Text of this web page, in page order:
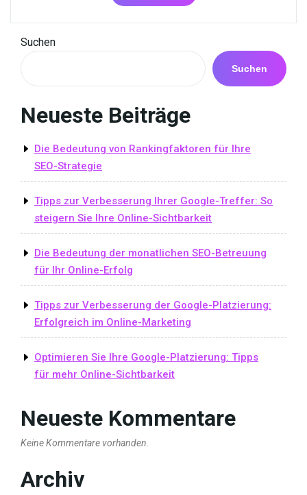
SEO
Optimierung:
Sie
Online-
auf
erste
bringen»
Suchen
Suchen
Neueste Beiträge
Die Bedeutung von Rankingfaktoren für Ihre
SEO-Strategie
Tipps zur Verbesserung Ihrer Google-Treffer: So
steigern Sie Ihre Online-Sichtbarkeit
Die Bedeutung der monatlichen SEO-Betreuung
für Ihr Online-Erfolg
Tipps zur Verbesserung der Google-Platzierung:
Erfolgreich im Online-Marketing
Optimieren Sie Ihre Google-Platzierung: Tipps
für mehr Online-Sichtbarkeit
Neueste Kommentare
Keine Kommentare vorhanden.
Archiv